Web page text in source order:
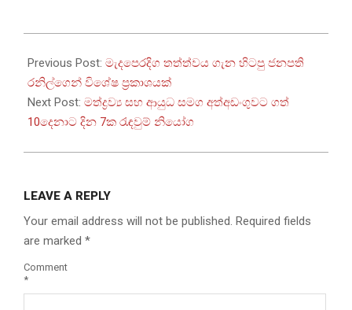
03-
14
Previous Post: මැදපෙරදිග තත්ත්වය ගැන හිටපු ජනපති
රනිල්ගෙන් විශේෂ ප්‍රකාශයක්
Next Post: මත්ද්‍රව්‍ය සහ ආයුධ සමග අත්අඩංගුවට ගත්
10දෙනාට දින 7ක රැඳවුම් නියෝග
LEAVE A REPLY
Your email address will not be published. Required fields
are marked *
Comment
*